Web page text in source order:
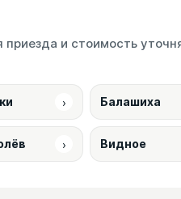
и стоимость
› Балашиха
› Видное